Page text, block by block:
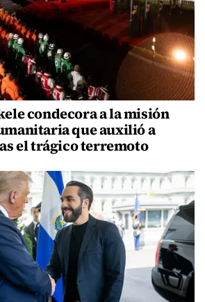
condecora a la misión
que auxilió a
el trágico terremoto